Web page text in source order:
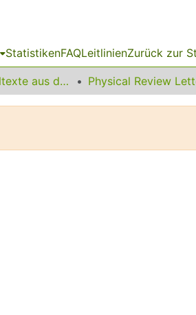
StatistikenFAQLeitlinienZurück zur
Sonstige Volltexte aus dem Bibliotheksangebot Physical Review